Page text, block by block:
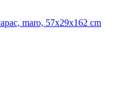
maro, 57x29x162 cm